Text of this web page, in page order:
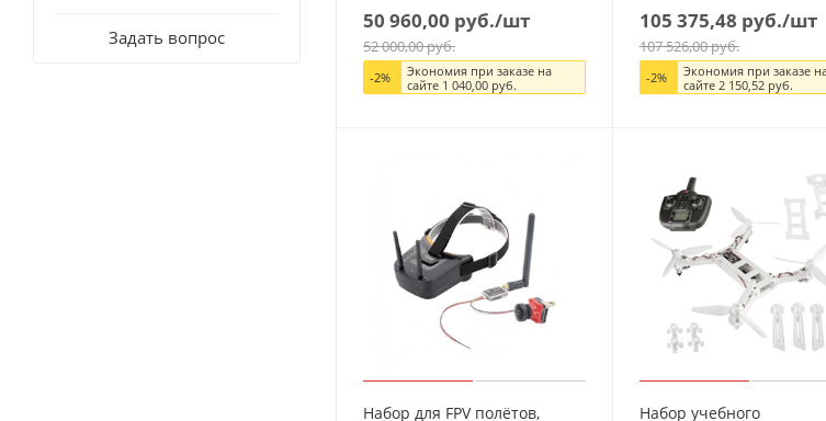
50 960,00 руб./шт
52 000,00руб.
-2%
Экономия при заказе на
сайте 1 040,00 руб.
105 375,48 руб./шт
107 526,00руб.
-2%
Экономия при заказе
сайте 2 150,52руб.
Набор для FPV полётов,
Набор учебного
Задать вопрос